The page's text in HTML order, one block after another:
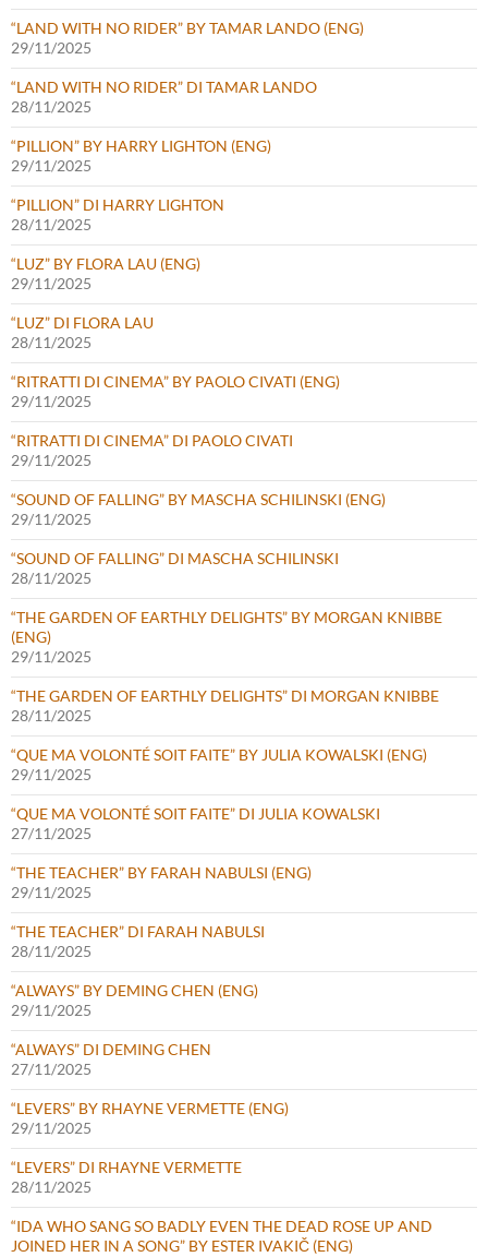
“LAND WITH NO RIDER” BY TAMAR LANDO (ENG)
29/11/2025
“LAND WITH NO RIDER” DI TAMAR LANDO
28/11/2025
“PILLION” BY HARRY LIGHTON (ENG)
29/11/2025
“PILLION” DI HARRY LIGHTON
28/11/2025
“LUZ” BY FLORA LAU (ENG)
29/11/2025
“LUZ” DI FLORA LAU
28/11/2025
“RITRATTI DI CINEMA” BY PAOLO CIVATI (ENG)
29/11/2025
“RITRATTI DI CINEMA” DI PAOLO CIVATI
29/11/2025
“SOUND OF FALLING” BY MASCHA SCHILINSKI (ENG)
29/11/2025
“SOUND OF FALLING” DI MASCHA SCHILINSKI
28/11/2025
“THE GARDEN OF EARTHLY DELIGHTS” BY MORGAN KNIBBE
(ENG)
29/11/2025
“THE GARDEN OF EARTHLY DELIGHTS” DI MORGAN KNIBBE
28/11/2025
“QUE MA VOLONTÉ SOIT FAITE” BY JULIA KOWALSKI (ENG)
29/11/2025
“QUE MA VOLONTÉ SOIT FAITE” DI JULIA KOWALSKI
27/11/2025
“THE TEACHER” BY FARAH NABULSI (ENG)
29/11/2025
“THE TEACHER” DI FARAH NABULSI
28/11/2025
“ALWAYS” BY DEMING CHEN (ENG)
29/11/2025
“ALWAYS” DI DEMING CHEN
27/11/2025
“LEVERS” BY RHAYNE VERMETTE (ENG)
29/11/2025
“LEVERS” DI RHAYNE VERMETTE
28/11/2025
“IDA WHO SANG SO BADLY EVEN THE DEAD ROSE UP AND
JOINED HER IN A SONG” BY ESTER IVAKIČ (ENG)